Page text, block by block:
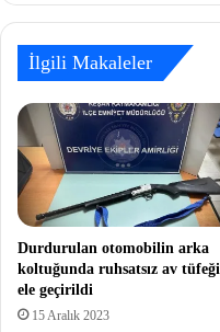
İlgili Makaleler
Durdurulan otomobilin arka
koltuğunda ruhsatsız av tüfeği
ele geçirildi
15 Aralık 2023